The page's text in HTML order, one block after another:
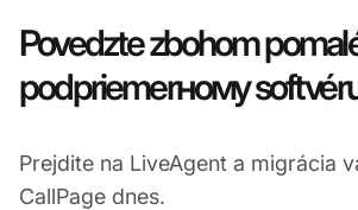
Povedzte zbohom
podpriemerному
Prejdite na LiveAgent a migrácia
CallPage dnes.